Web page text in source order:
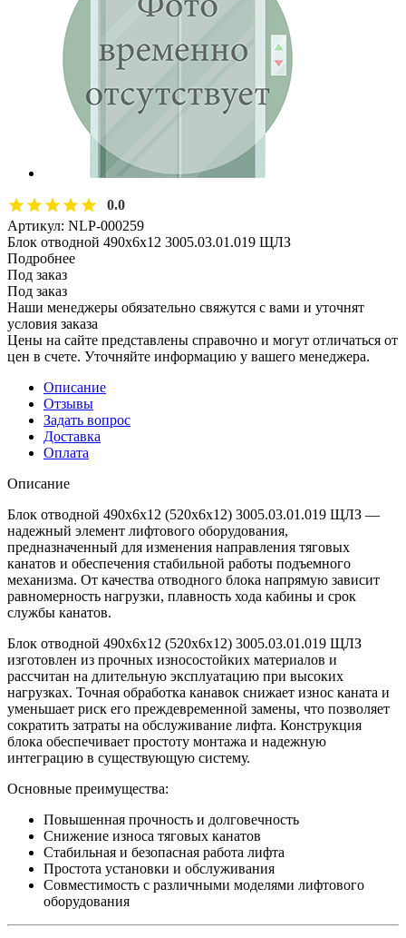
0.0
Артикул: NLP-000259
Блок отводной 490х6х12 3005.03.01.019 ЩЛЗ
Подробнее
Под заказ
Под заказ
Наши менеджеры обязательно свяжутся с вами и уточнят
условия заказа
Цены на сайте представлены справочно и могут отличаться от
цен в счете. Уточняйте информацию у вашего менеджера.
Описание
Отзывы
Задать вопрос
Доставка
Оплата
Описание
Блок отводной 490х6х12 (520х6х12) 3005.03.01.019 ЩЛЗ —
надежный элемент лифтового оборудования,
предназначенный для изменения направления тяговых
канатов и обеспечения стабильной работы подъемного
механизма. От качества отводного блока напрямую зависит
равномерность нагрузки, плавность хода кабины и срок
службы канатов.
Блок отводной 490х6х12 (520х6х12) 3005.03.01.019 ЩЛЗ
изготовлен из прочных износостойких материалов и
рассчитан на длительную эксплуатацию при высоких
нагрузках. Точная обработка канавок снижает износ каната и
уменьшает риск его преждевременной замены, что позволяет
сократить затраты на обслуживание лифта. Конструкция
блока обеспечивает простоту монтажа и надежную
интеграцию в существующую систему.
Основные преимущества:
Повышенная прочность и долговечность
Снижение износа тяговых канатов
Стабильная и безопасная работа лифта
Простота установки и обслуживания
Совместимость с различными моделями лифтового
оборудования